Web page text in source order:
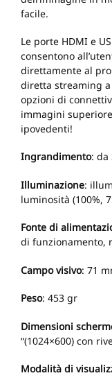
facile.
Le porte HDMI e
consentono
direttamente al
diretta streaming a
opzioni di
immagini
ipovedenti!
Ingrandimento: da
Illuminazione:
luminosità (100%,
Fonte di
di funzionamento,
Campo visivo: 71
Peso: 453 gr
Dimensioni
“(1024×600) con
Modalità di